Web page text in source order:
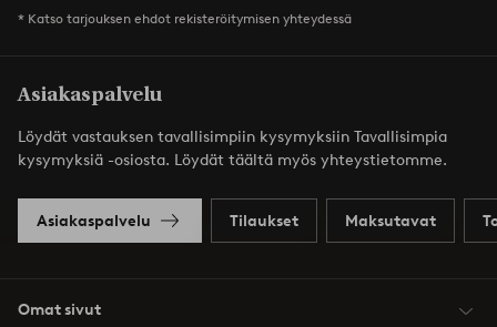
* Katso tarjouksen ehdot rekisteröitymisen yhteydessä
Asiakaspalvelu
Löydät vastauksen tavallisimpiin kysymyksiin Tavallisimpia
kysymyksiä -osiosta. Löydät täältä myös yhteystietomme.
Asiakaspalvelu Tilaukset Maksutavat
Omat sivut